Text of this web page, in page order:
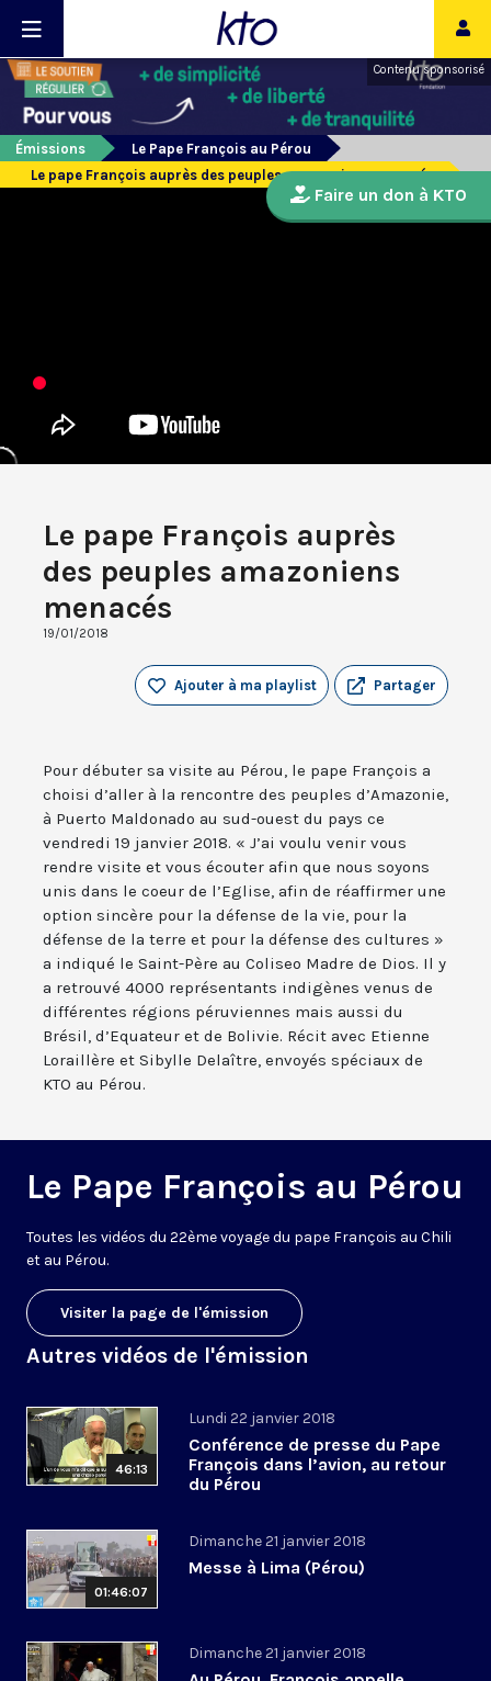
Contenu sponsorisé
Émissions
Le Pape François au Pérou
Le pape François auprès des peuples amazoniens menacés
Le pape François auprès
des peuples amazoniens
menacés
19/01/2018
Partager
Ajouter à ma playlist
Pour débuter sa visite au Pérou, le pape François a
choisi d’aller à la rencontre des peuples d’Amazonie,
à Puerto Maldonado au sud-ouest du pays ce
vendredi 19 janvier 2018. « J’ai voulu venir vous
rendre visite et vous écouter afin que nous soyons
unis dans le coeur de l’Eglise, afin de réaffirmer une
option sincère pour la défense de la vie, pour la
défense de la terre et pour la défense des cultures »
a indiqué le Saint-Père au Coliseo Madre de Dios. Il y
a retrouvé 4000 représentants indigènes venus de
différentes régions péruviennes mais aussi du
Brésil, d’Equateur et de Bolivie. Récit avec Etienne
Loraillère et Sibylle Delaître, envoyés spéciaux de
KTO au Pérou.
Le Pape François au Pérou
Toutes les vidéos du 22ème voyage du pape François au Chili
et au Pérou.
Visiter la page de l'émission
Autres vidéos de l'émission
46:13
Lundi 22 janvier 2018
Conférence de presse du Pape
François dans l’avion, au retour
du Pérou
01:46:07
Dimanche 21 janvier 2018
Messe à Lima (Pérou)
Dimanche 21 janvier 2018
Faire un don à KTO